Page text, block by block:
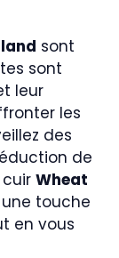
sont
sont
leur
les
des
de
cuir Wheat
touche
en vous